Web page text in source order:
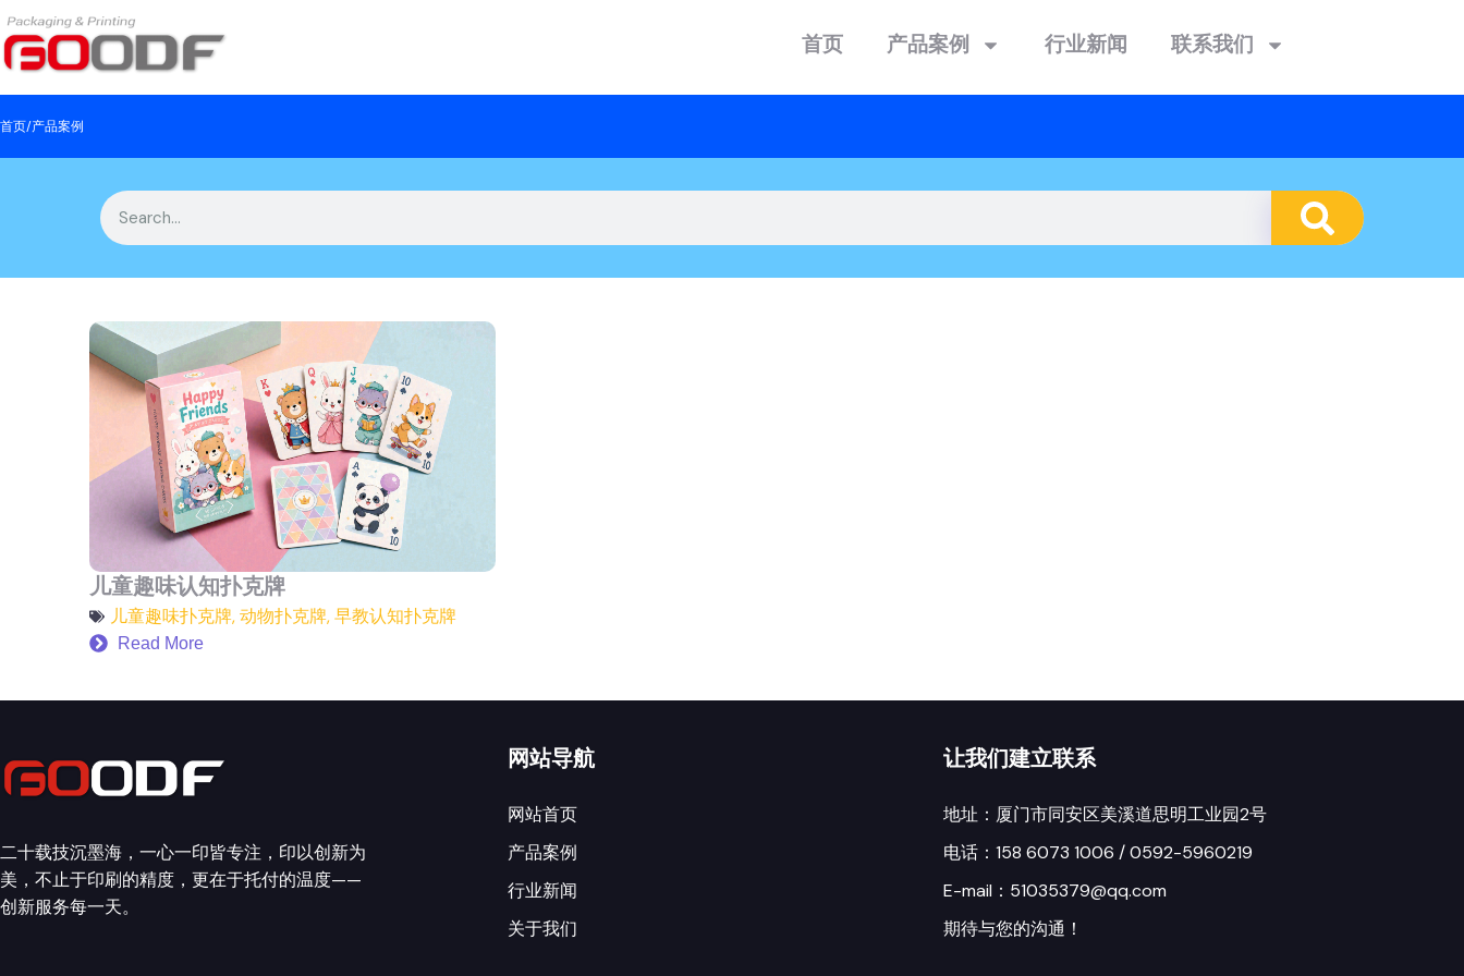
首页 产品案例 行业新闻 联系我们
首页/产品案例
儿童趣味认知扑克牌
儿童趣味扑克牌,动物扑克牌,早教认知扑克牌
Read More
二十载技沉墨海，一心一印皆专注，印以创新为
美，不止于印刷的精度，更在于托付的温度——
创新服务每一天。
网站导航
网站首页
产品案例
行业新闻
关于我们
让我们建立联系
地址：厦门市同安区美溪道思明工业园2号
电话：158 6073 1006 / 0592-5960219
E-mail：51035379@qq.com
期待与您的沟通！